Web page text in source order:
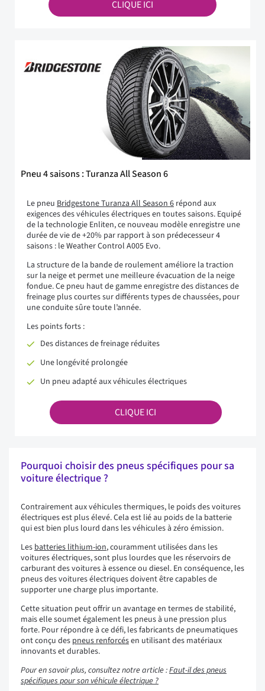
CLIQUE ICI
Pneu 4 saisons : Turanza All Season 6
Le pneu Bridgestone Turanza All Season 6 répond aux
exigences des véhicules électriques en toutes saisons. Equipé
de la technologie Enliten, ce nouveau modèle enregistre une
durée de vie de +20% par rapport à son prédecesseur 4
saisons : le Weather Control A005 Evo.
La structure de la bande de roulement améliore la traction
sur la neige et permet une meilleure évacuation de la neige
fondue. Ce pneu haut de gamme enregistre des distances de
freinage plus courtes sur différents types de chaussées, pour
une conduite sûre toute l’année.
Les points forts :
Des distances de freinage réduites
Une longévité prolongée
Un pneu adapté aux véhicules électriques
CLIQUE ICI
Pourquoi choisir des pneus spécifiques pour sa
voiture électrique ?
Contrairement aux véhicules thermiques, le poids des voitures
électriques est plus élevé. Cela est lié au poids de la batterie
qui est bien plus lourd dans les véhicules à zéro émission.
Lesbatteries lithium-ion, couramment utilisées dans les
voitures électriques, sont plus lourdes que les réservoirs de
carburant des voitures à essence ou diesel. En conséquence, les
pneus des voitures électriques doivent être capables de
supporter une charge plus importante.
Cette situation peut offrir un avantage en termes de stabilité,
mais elle soumet également les pneus à une pression plus
forte. Pour répondre à ce défi, les fabricants de pneumatiques
ont conçu des pneus renforcésen utilisant des matériaux
innovants et durables.
Pour en savoir plus, consultez notre article :Faut-il des pneus
spécifiques pour son véhicule électrique ?